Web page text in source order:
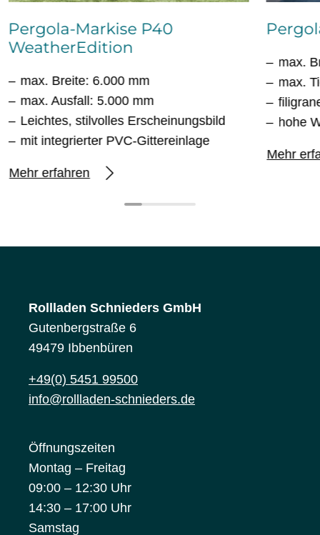
Pergola-Markise P40
WeatherEdition
max. Breite: 6.000 mm
max. Ausfall: 5.000 mm
Leichtes, stilvolles Erscheinungsbild
mit integrierter PVC-Gittereinlage
Mehr erfahren
max.
max.
hohe
Mehr
Rollladen Schnieders GmbH
Gutenbergstraße 6
49479 Ibbenbüren
+49(0) 5451 99500
info@rollladen-schnieders.de
Öffnungszeiten
Montag – Freitag
09:00 – 12:30 Uhr
14:30 – 17:00 Uhr
Samstag